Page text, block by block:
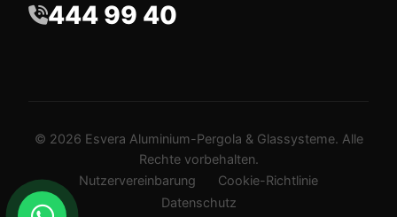
444 99 40
© 2026 Esvera Aluminium-Pergola & Glassysteme. Alle
Rechte vorbehalten.
Nutzervereinbarung
Cookie-Richtlinie
Datenschutz